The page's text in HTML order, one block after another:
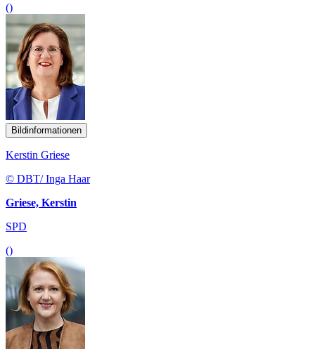
()
Bildinformationen
Kerstin Griese
© DBT/ Inga Haar
Griese, Kerstin
SPD
()